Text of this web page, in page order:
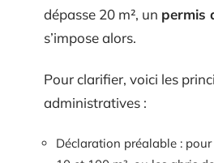
dépasse 20 m², un permis
s’impose alors.
Pour clarifier, voici les
administratives :
Déclaration préalable :